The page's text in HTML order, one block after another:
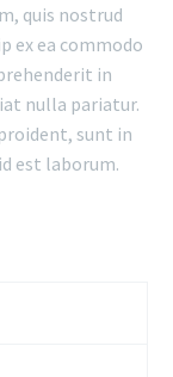
quis nostrud
ex ea commodo
in
nulla pariatur.
sunt in
est laborum.